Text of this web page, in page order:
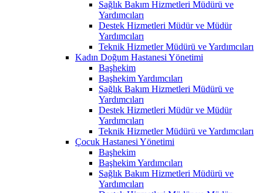
Sağlık Bakım Hizmetleri Müdürü ve
Yardımcıları
Destek Hizmetleri Müdür ve Müdür
Yardımcıları
Teknik Hizmetler Müdürü ve Yardımcıları
Kadın Doğum Hastanesi Yönetimi
Başhekim
Başhekim Yardımcıları
Sağlık Bakım Hizmetleri Müdürü ve
Yardımcıları
Destek Hizmetleri Müdür ve Müdür
Yardımcıları
Teknik Hizmetler Müdürü ve Yardımcıları
Çocuk Hastanesi Yönetimi
Başhekim
Başhekim Yardımcıları
Sağlık Bakım Hizmetleri Müdürü ve
Yardımcıları